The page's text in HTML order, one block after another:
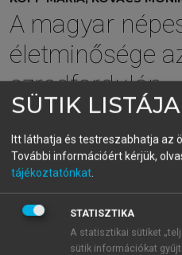
A magyar
életminősége
ezredfordulón
menu_book OLVASÁS
4.2.1.4.
felnőttek és
SÜTIK LISTÁJA
Itt láthatja és testreszabhatja az
További információért kérjük,
tájékoztatónkat.
STATISZTIKA
A statisztikai sütiket
sütik információkat